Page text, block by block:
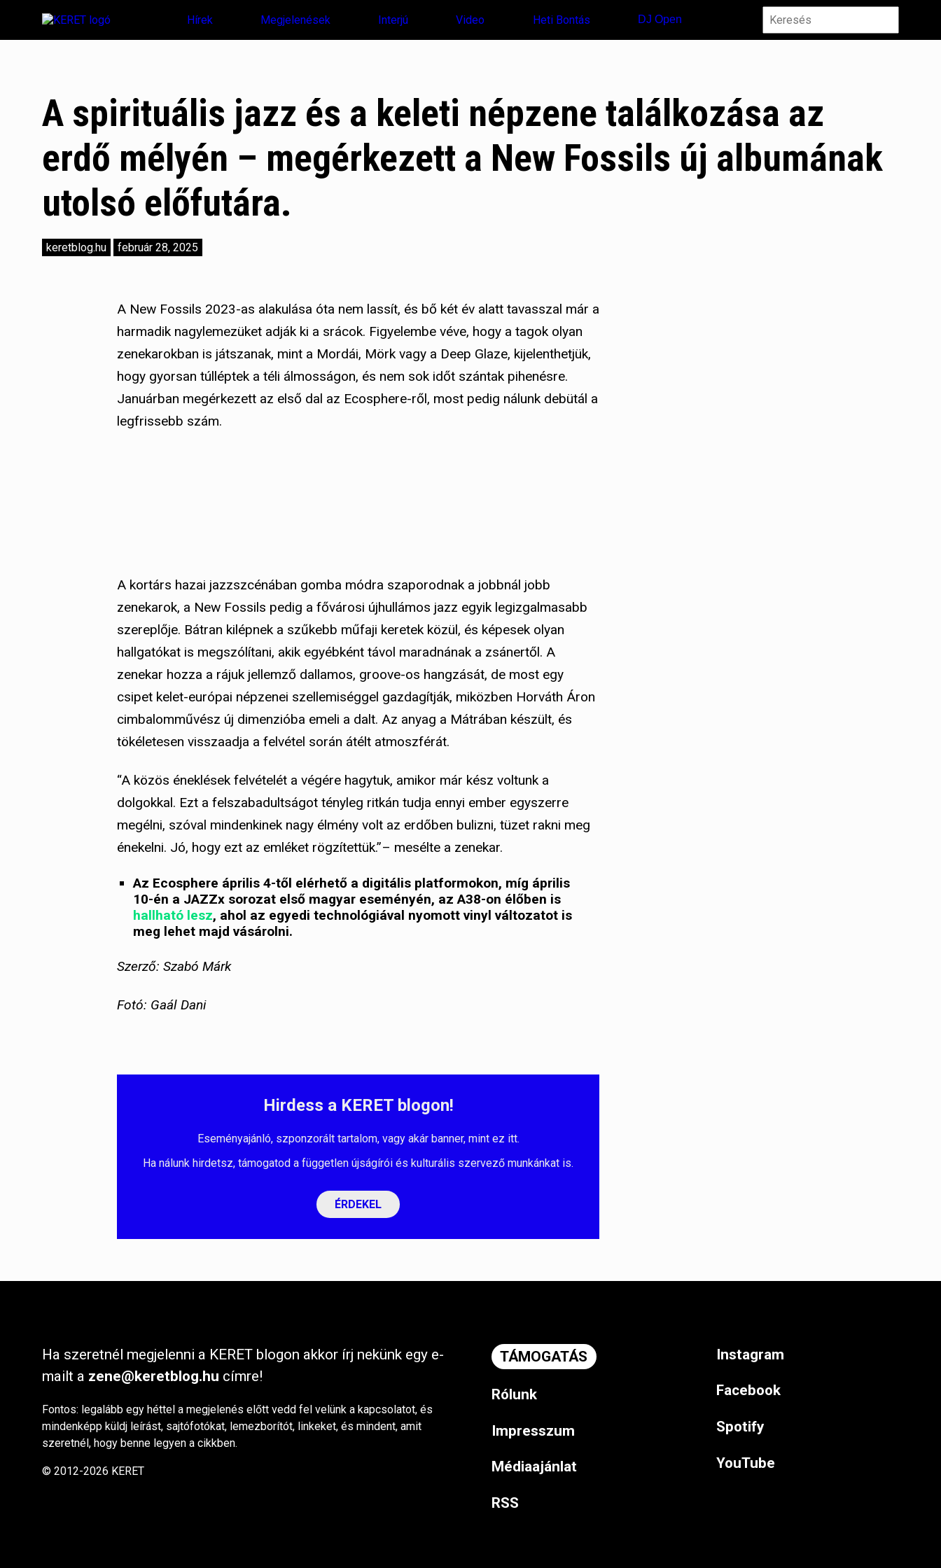
Hírek Megjelenések Interjú Video Heti Bontás DJ Open
A spirituális jazz és a keleti népzene találkozása az
erdő mélyén – megérkezett a New Fossils új albumának
utolsó előfutára.
keretblog.hu február 28, 2025
A New Fossils 2023-as alakulása óta nem lassít, és bő két év alatt tavasszal már a
harmadik nagylemezüket adják ki a srácok. Figyelembe véve, hogy a tagok olyan
zenekarokban is játszanak, mint a Mordái, Mörk vagy a Deep Glaze, kijelenthetjük,
hogy gyorsan túlléptek a téli álmosságon, és nem sok időt szántak pihenésre.
Januárban megérkezett az első dal az Ecosphere-ről, most pedig nálunk debütál a
legfrissebb szám.
A kortárs hazai jazzszcénában gomba módra szaporodnak a jobbnál jobb
zenekarok, a New Fossils pedig a fővárosi újhullámos jazz egyik legizgalmasabb
szereplője. Bátran kilépnek a szűkebb műfaji keretek közül, és képesek olyan
hallgatókat is megszólítani, akik egyébként távol maradnának a zsánertől. A
zenekar hozza a rájuk jellemző dallamos, groove-os hangzását, de most egy
csipet kelet-európai népzenei szellemiséggel gazdagítják, miközben Horváth Áron
cimbalomművész új dimenzióba emeli a dalt. Az anyag a Mátrában készült, és
tökéletesen visszaadja a felvétel során átélt atmoszférát.
“A közös éneklések felvételét a végére hagytuk, amikor már kész voltunk a
dolgokkal. Ezt a felszabadultságot tényleg ritkán tudja ennyi ember egyszerre
megélni, szóval mindenkinek nagy élmény volt az erdőben bulizni, tüzet rakni meg
énekelni. Jó, hogy ezt az emléket rögzítettük.”– mesélte a zenekar.
Az Ecosphere április 4-től elérhető a digitális platformokon, míg április
10-én a JAZZx sorozat első magyar eseményén, az A38-on élőben is
hallható lesz, ahol az egyedi technológiával nyomott vinyl változatot is
meg lehet majd vásárolni.
Szerző: Szabó Márk
Fotó: Gaál Dani
Hirdess a KERET blogon!
Eseményajánló, szponzorált tartalom, vagy akár banner, mint ez itt.
Ha nálunk hirdetsz, támogatod a független újságírói és kulturális szervező munkánkat is.
ÉRDEKEL
Ha szeretnél megjelenni a KERET blogon akkor írj nekünk egy e-
mailt a zene@keretblog.hu címre!
Fontos: legalább egy héttel a megjelenés előtt vedd fel velünk a kapcsolatot, és
mindenképp küldj leírást, sajtófotókat, lemezborítót, linkeket, és mindent, amit
szeretnél, hogy benne legyen a cikkben.
© 2012-2026 KERET
TÁMOGATÁS
Rólunk
Impresszum
Médiaajánlat
RSS
Instagram
Facebook
Spotify
YouTube